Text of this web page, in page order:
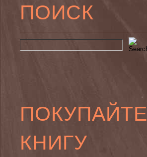
ПОИСК
ПОКУПАЙТЕ
КНИГУ